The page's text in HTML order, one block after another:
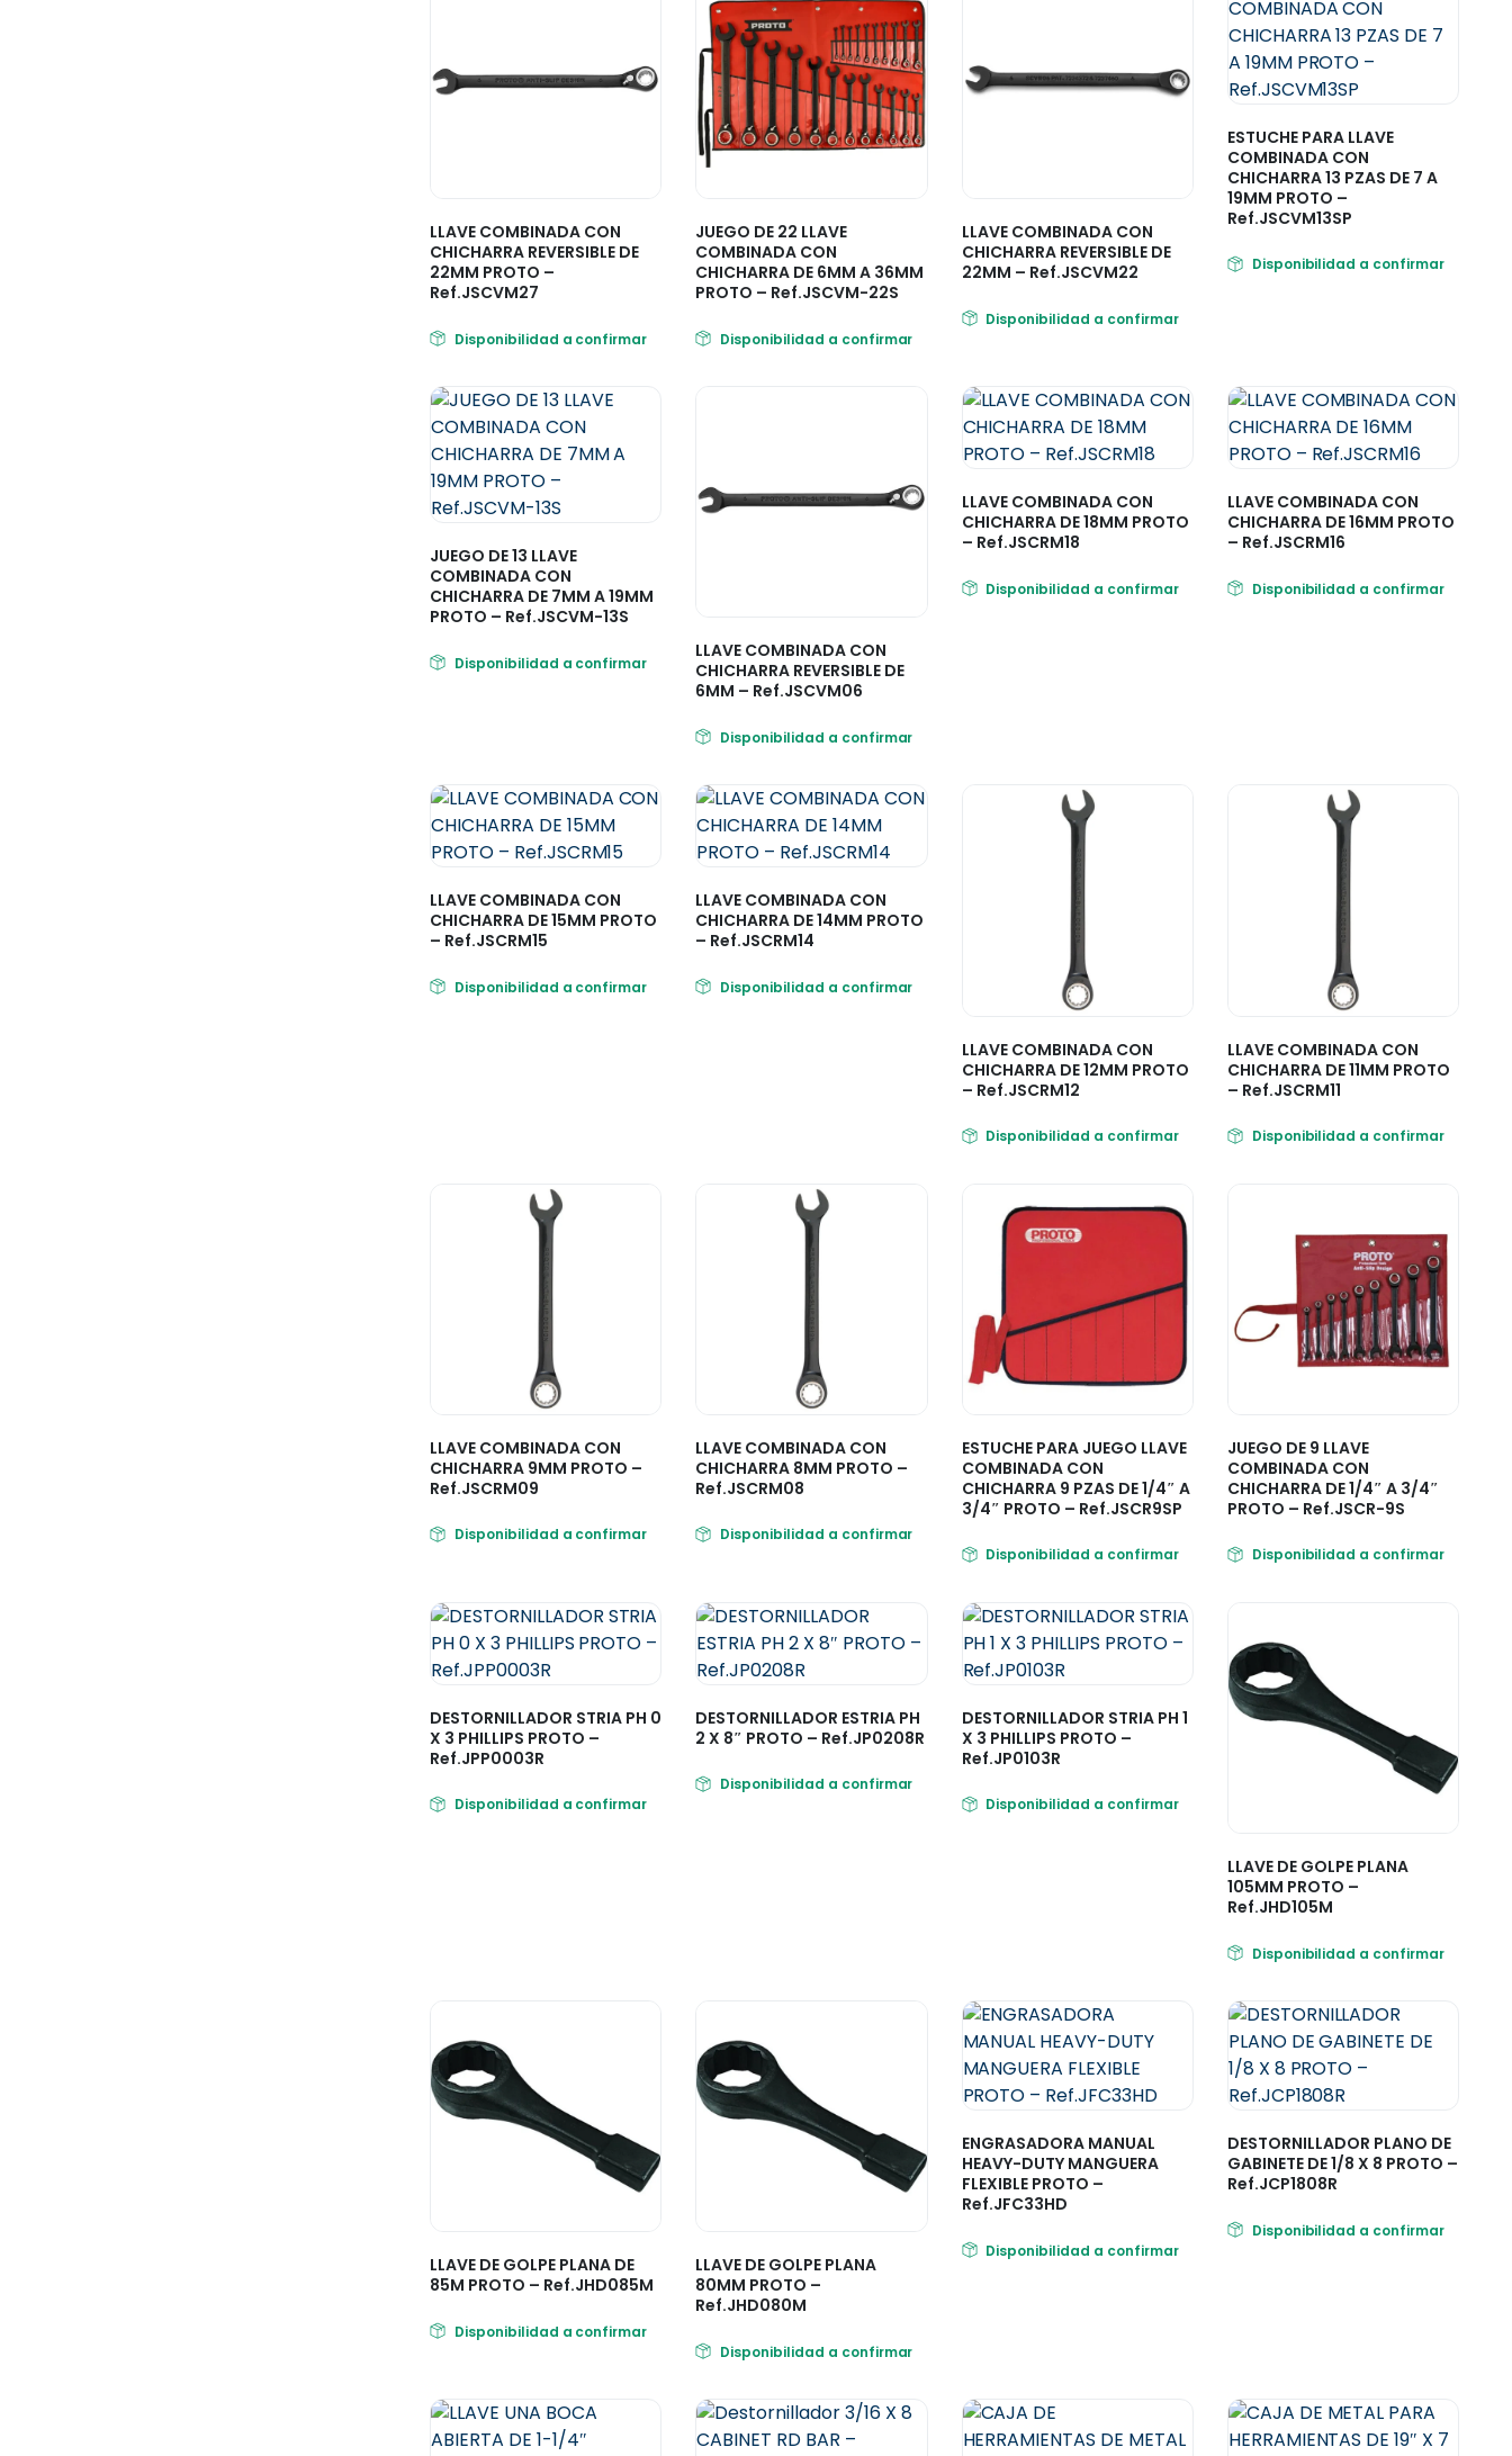
LLAVE COMBINADA CON
CHICHARRA REVERSIBLE DE
22MM PROTO –
Ref.JSCVM27
Disponibilidad a confirmar
JUEGO DE 22 LLAVE
COMBINADA CON
CHICHARRA DE 6MM A 36MM
PROTO – Ref.JSCVM-22S
Disponibilidad a confirmar
LLAVE COMBINADA CON
CHICHARRA REVERSIBLE DE
22MM – Ref.JSCVM22
Disponibilidad a confirmar
ESTUCHE PARA LLAVE
COMBINADA CON
CHICHARRA 13 PZAS DE 7 A
19MM PROTO –
Ref.JSCVM13SP
Disponibilidad a confirmar
JUEGO DE 13 LLAVE
COMBINADA CON
CHICHARRA DE 7MM A 19MM
PROTO – Ref.JSCVM-13S
Disponibilidad a confirmar
LLAVE COMBINADA CON
CHICHARRA REVERSIBLE DE
6MM – Ref.JSCVM06
Disponibilidad a confirmar
LLAVE COMBINADA CON
CHICHARRA DE 18MM PROTO
– Ref.JSCRM18
Disponibilidad a confirmar
LLAVE COMBINADA CON
CHICHARRA DE 16MM PROTO
– Ref.JSCRM16
Disponibilidad a confirmar
LLAVE COMBINADA CON
CHICHARRA DE 15MM PROTO
– Ref.JSCRM15
Disponibilidad a confirmar
LLAVE COMBINADA CON
CHICHARRA DE 14MM PROTO
– Ref.JSCRM14
Disponibilidad a confirmar
LLAVE COMBINADA CON
CHICHARRA DE 12MM PROTO
– Ref.JSCRM12
Disponibilidad a confirmar
LLAVE COMBINADA CON
CHICHARRA DE 11MM PROTO
– Ref.JSCRM11
Disponibilidad a confirmar
LLAVE COMBINADA CON
CHICHARRA 9MM PROTO –
Ref.JSCRM09
Disponibilidad a confirmar
LLAVE COMBINADA CON
CHICHARRA 8MM PROTO –
Ref.JSCRM08
Disponibilidad a confirmar
ESTUCHE PARA JUEGO LLAVE
COMBINADA CON
CHICHARRA 9 PZAS DE 1/4″ A
3/4″ PROTO – Ref.JSCR9SP
Disponibilidad a confirmar
JUEGO DE 9 LLAVE
COMBINADA CON
CHICHARRA DE 1/4″ A 3/4″
PROTO – Ref.JSCR-9S
Disponibilidad a confirmar
DESTORNILLADOR STRIA PH 0
X 3 PHILLIPS PROTO –
Ref.JPP0003R
Disponibilidad a confirmar
DESTORNILLADOR ESTRIA PH
2 X 8″ PROTO – Ref.JP0208R
Disponibilidad a confirmar
DESTORNILLADOR STRIA PH 1
X 3 PHILLIPS PROTO –
Ref.JP0103R
Disponibilidad a confirmar
LLAVE DE GOLPE PLANA
105MM PROTO –
Ref.JHD105M
Disponibilidad a confirmar
LLAVE DE GOLPE PLANA DE
85M PROTO – Ref.JHD085M
Disponibilidad a confirmar
LLAVE DE GOLPE PLANA
80MM PROTO –
Ref.JHD080M
Disponibilidad a confirmar
ENGRASADORA MANUAL
HEAVY-DUTY MANGUERA
FLEXIBLE PROTO –
Ref.JFC33HD
Disponibilidad a confirmar
DESTORNILLADOR PLANO DE
GABINETE DE 1/8 X 8 PROTO –
Ref.JCP1808R
Disponibilidad a confirmar